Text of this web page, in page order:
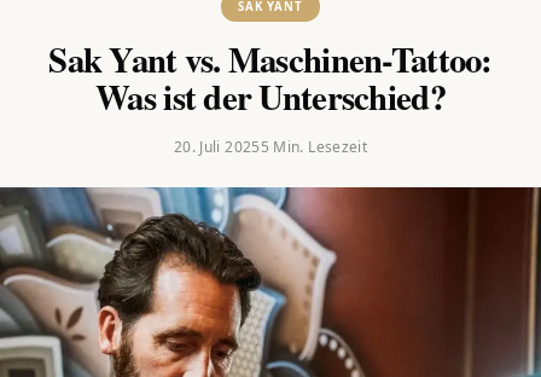
SAK YANT
Sak Yant vs. Maschinen-Tattoo:
Was ist der Unterschied?
20. Juli 20255 Min. Lesezeit